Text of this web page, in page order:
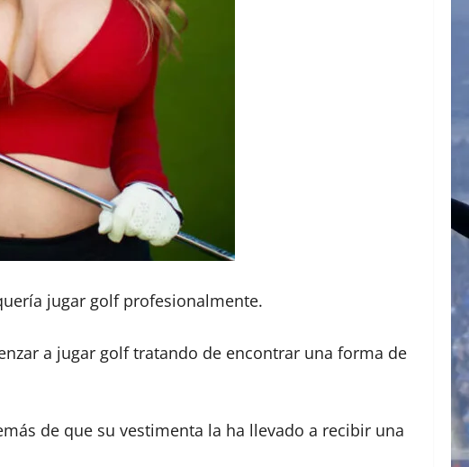
jugar golf profesionalmente.
a jugar golf tratando de encontrar una forma de
de que su vestimenta la ha llevado a recibir una